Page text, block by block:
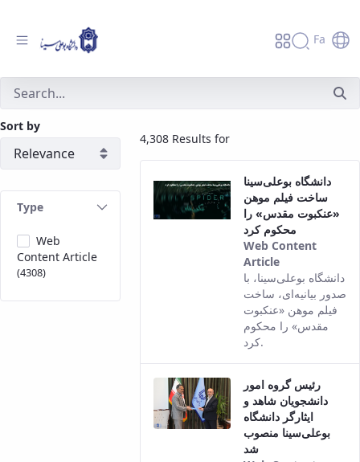
Fa
جستجو - دانشگاه بوعلی سینا همدان
Sort by
Type
Web
Content Article
(4308)
4,308 Results for
دانشگاه بوعلی‌سینا
ساخت فیلم موهن
«عنکبوت مقدس» را
محکوم کرد
Web Content
Article
This result
comes from
the Persian
version of
this content.
دانشگاه بوعلی‌سینا، با
صدور بیانیه‌ای، ساخت
فیلم موهن «عنکبوت
مقدس» را محکوم
کرد.
رئیس گروه امور
دانشجویان شاهد و
ایثارگر دانشگاه
بوعلی‌سینا منصوب
شد